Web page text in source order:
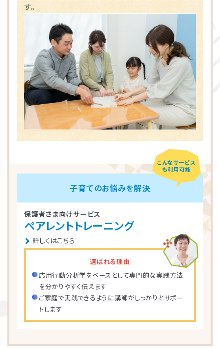
す。
こんなサービス
も利用可能
子育てのお悩みを解決
保護者さま向けサービス
ペアレントトレーニング
詳しくはこちら
選ばれる理由
応用行動分析学をベースとして専門的な実践方法
を分かりやすく伝えます
ご家庭で実践できるように講師がしっかりとサポー
トします